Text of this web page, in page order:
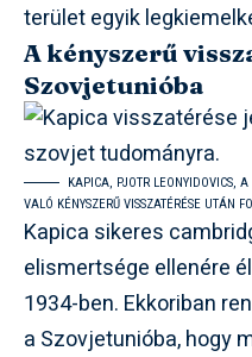
terület egyik
A kényszerű
Szovjetunióba
KAPICA, PJOTR LEONYIDOVICS,
VALÓ KÉNYSZERŰ VISSZATÉRÉSE UTÁN
Kapica sikeres
elismertsége ellenére
1934-ben. Ekkoriban
a Szovjetunióba, hogy